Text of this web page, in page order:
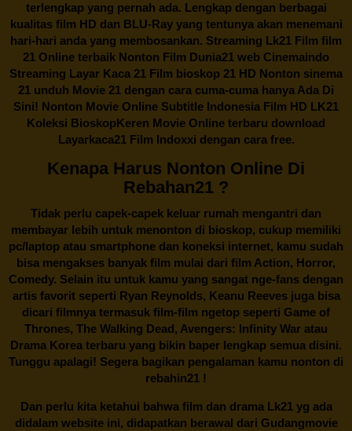
terlengkap yang pernah ada. Lengkap dengan berbagai
kualitas film HD dan BLU-Ray yang tentunya akan menemani
hari-hari anda yang membosankan. Streaming Lk21 Film film
21 Online terbaik Nonton Film Dunia21 web Cinemaindo
Streaming Layar Kaca 21 Film bioskop 21 HD Nonton sinema
21 unduh Movie 21 dengan cara cuma-cuma hanya Ada Di
Sini! Nonton Movie Online Subtitle Indonesia Film HD LK21
Koleksi BioskopKeren Movie Online terbaru download
Layarkaca21 Film Indoxxi dengan cara free.
Kenapa Harus Nonton Online Di
Rebahan21 ?
Tidak perlu capek-capek keluar rumah mengantri dan
membayar lebih untuk menonton di bioskop, cukup memiliki
pc/laptop atau smartphone dan koneksi internet, kamu sudah
bisa mengakses banyak film mulai dari film Action, Horror,
Comedy. Selain itu untuk kamu yang sangat nge-fans dengan
artis favorit seperti Ryan Reynolds, Keanu Reeves juga bisa
dicari filmnya termasuk film-film ngetop seperti Game of
Thrones, The Walking Dead, Avengers: Infinity War atau
Drama Korea terbaru yang bikin baper lengkap semua disini.
Tunggu apalagi! Segera bagikan pengalaman kamu nonton di
rebahin21 !
Dan perlu kita ketahui bahwa film dan dramaLk21yg ada
didalam website ini, didapatkan berawal dari Gudangmovie